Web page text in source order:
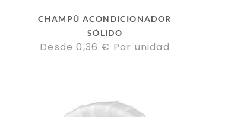
CHAMPÚ ACONDICIONADOR
SÓLIDO
Desde 0,36 € Por unidad